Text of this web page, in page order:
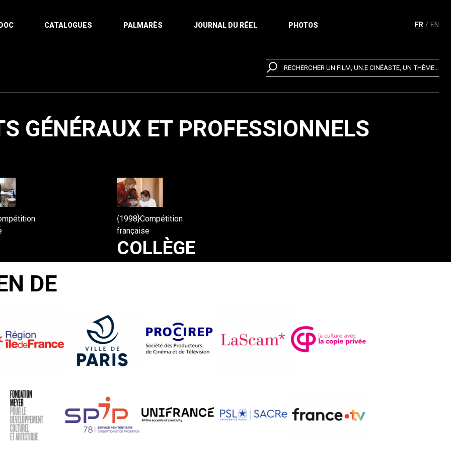
FR EN
CATALOGUES PALMARÈS JOURNAL DU RÉEL PHOTOS
RECHERCHER UN FILM, UN.E CINÉASTE, UN THÈME...
GÉNÉRAUX ET PROFESSIONNELS
{1998}Compétition
française
COLLÈGE
Pagination
DE